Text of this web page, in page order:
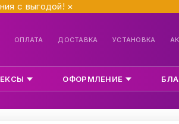
с выгодой! ×
ОПЛАТА ДОСТАВКА УСТАНОВКА
ОФОРМЛЕНИЕ